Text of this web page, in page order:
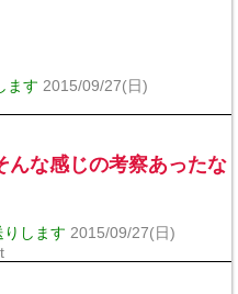
ます 2015/09/27(日)
んな感じの考察あったな
します 2015/09/27(日)